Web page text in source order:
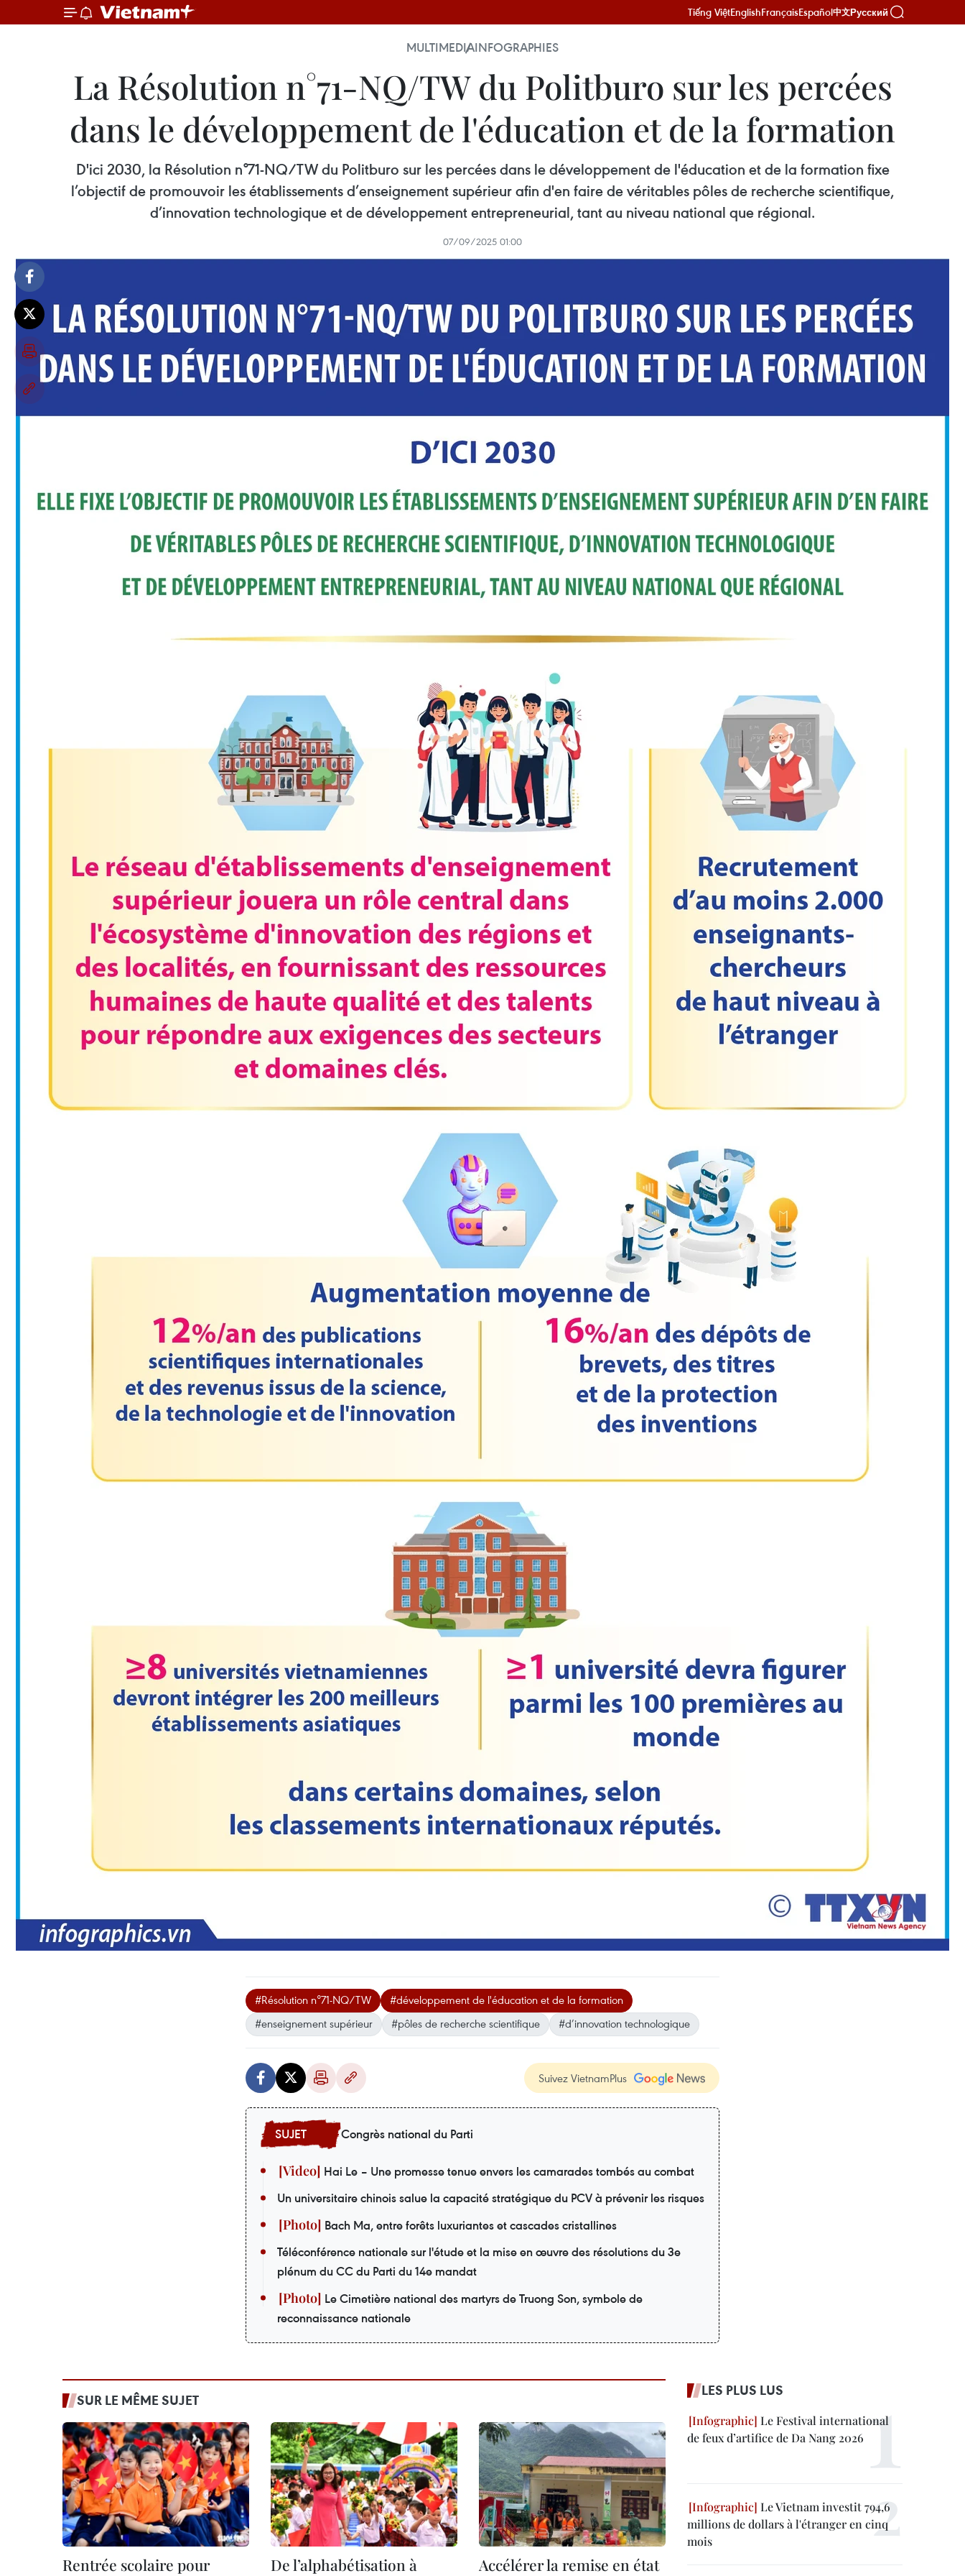
Tiếng ViệtEnglishFrançaisEspañol中文Русский
MULTIMEDIAINFOGRAPHIES
La Résolution n°71-NQ/TW du Politburo sur les percées
dans le développement de l'éducation et de la formation
D'ici 2030, la Résolution n°71-NQ/TW du Politburo sur les percées dans le développement de l'éducation et de la formation fixe
l’objectif de promouvoir les établissements d’enseignement supérieur afin d'en faire de véritables pôles de recherche scientifique,
d’innovation technologique et de développement entrepreneurial, tant au niveau national que régional.
07/09/2025 01:00
#Résolution n°71-NQ/TW
#développement de l'éducation et de la formation
#enseignement supérieur
#pôles de recherche scientifique #d’innovation technologique
Suivez VietnamPlus
Congrès national du Parti
Hai Le – Une promesse tenue envers les camarades tombés au combat
Un universitaire chinois salue la capacité stratégique du PCV à prévenir les risques
Bach Ma, entre forêts luxuriantes et cascades cristallines
Téléconférence nationale sur l'étude et la mise en œuvre des résolutions du 3e
plénum du CC du Parti du 14e mandat
Le Cimetière national des martyrs de Truong Son, symbole de
reconnaissance nationale
SUR LE MÊME SUJET
Rentrée scolaire pour De l’alphabétisation à Accélérer la remise en état
LES PLUS LUS
Le Festival international
de feux d’artifice de Da Nang 2026
Le Vietnam investit 794,6
millions de dollars à l'étranger en cinq
mois